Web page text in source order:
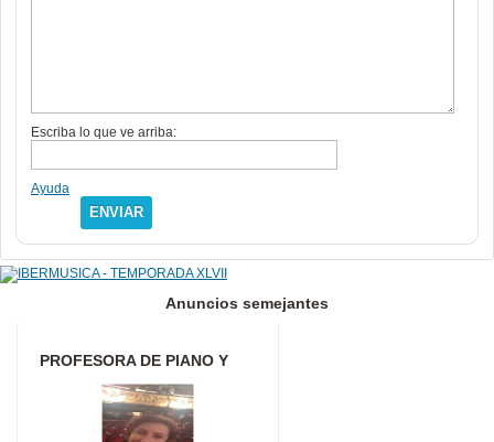
Escriba lo que ve arriba:
Ayuda
ENVIAR
Anuncios semejantes
PROFESORA DE PIANO Y
MUSICOTERAPEUTA